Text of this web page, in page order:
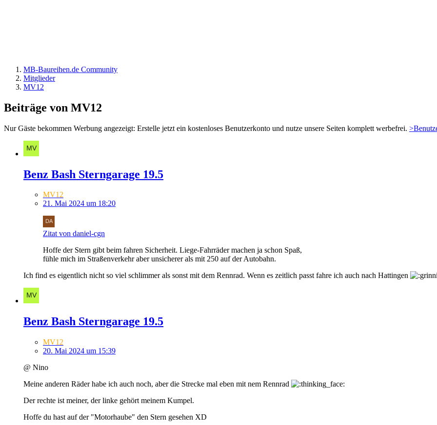
MB-Baureihen.de Community
Mitglieder
MV12
Beiträge von MV12
Nur Gäste bekommen Werbung angezeigt: Erstelle jetzt ein kostenloses Benutzerkonto und nutze unsere Seiten komplett werbefrei.
Benz Bash Sterngarage 19.5
MV12
21. Mai 2024 um 18:20
Zitat von daniel-cgn
Hoffe der Stern gibt beim fahren Sicherheit. Liege-Fahrräder machen ja schon Spaß,
fühle mich im Straßenverkehr aber unsicherer als mit 250 auf der Autobahn.
Ich find es eigentlich nicht so viel schlimmer als sonst mit dem Rennrad. Wenn es zeitlich passt fahre ich auch nach Hattingen
Benz Bash Sterngarage 19.5
MV12
20. Mai 2024 um 15:39
@ Nino
Meine anderen Räder habe ich auch noch, aber die Strecke mal eben mit nem Rennrad
Der rechte ist meiner, der linke gehört meinem Kumpel.
Hoffe du hast auf der "Motorhaube" den Stern gesehen XD